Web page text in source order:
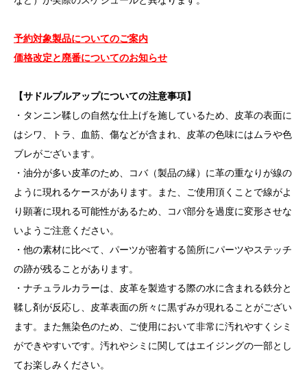
予約対象製品についてのご案内
価格改定と廃番についてのお知らせ
【サドルプルアップについての注意事項】
・タンニン鞣しの自然な仕上げを施しているため、皮革の表面に
はシワ、トラ、血筋、傷などが含まれ、皮革の色味にはムラや色
ブレがございます。
・油分が多い皮革のため、コバ（製品の縁）に革の重なりが線の
ように現れるケースがあります。また、ご使用頂くことで線がよ
り顕著に現れる可能性があるため、コバ部分を過度に変形させな
いようご注意ください。
・他の素材に比べて、パーツが密着する箇所にパーツやステッチ
の跡が残ることがあります。
・ナチュラルカラーは、皮革を製造する際の水に含まれる鉄分と
鞣し剤が反応し、皮革表面の所々に黒ずみが現れることがござい
ます。また無染色のため、ご使用において非常に汚れやすくシミ
ができやすいです。汚れやシミに関してはエイジングの一部とし
てお楽しみください。